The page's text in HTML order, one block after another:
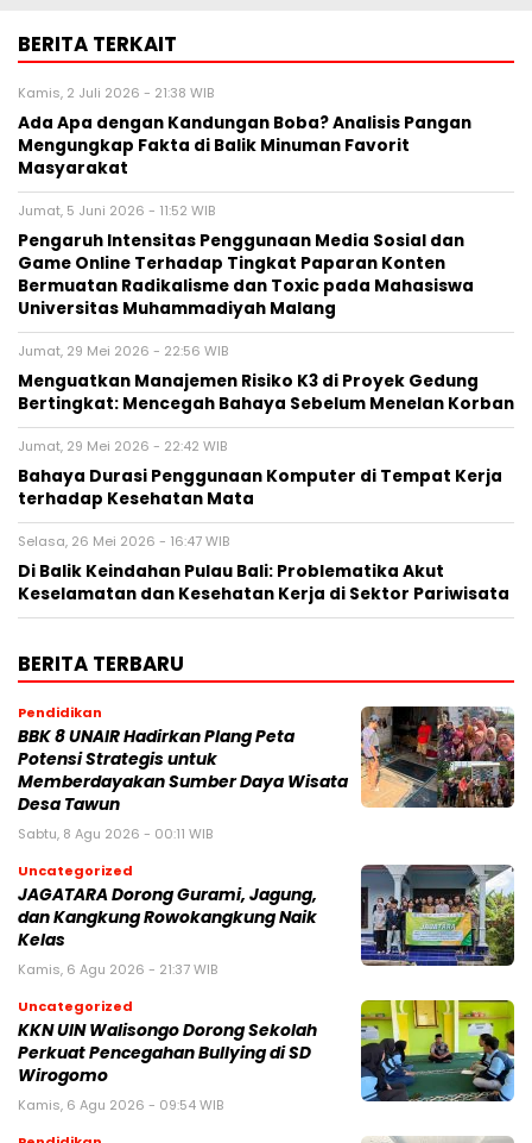
BERITA TERKAIT
Kamis, 2 Juli 2026 - 21:38 WIB
Ada Apa dengan Kandungan Boba? Analisis Pangan
Mengungkap Fakta di Balik Minuman Favorit
Masyarakat
Jumat, 5 Juni 2026 - 11:52 WIB
Pengaruh Intensitas Penggunaan Media Sosial dan
Game Online Terhadap Tingkat Paparan Konten
Bermuatan Radikalisme dan Toxic pada Mahasiswa
Universitas Muhammadiyah Malang
Jumat, 29 Mei 2026 - 22:56 WIB
Menguatkan Manajemen Risiko K3 di Proyek Gedung
Bertingkat: Mencegah Bahaya Sebelum Menelan Korban
Jumat, 29 Mei 2026 - 22:42 WIB
Bahaya Durasi Penggunaan Komputer di Tempat Kerja
terhadap Kesehatan Mata
Selasa, 26 Mei 2026 - 16:47 WIB
Di Balik Keindahan Pulau Bali: Problematika Akut
Keselamatan dan Kesehatan Kerja di Sektor Pariwisata
BERITA TERBARU
Pendidikan
BBK 8 UNAIR Hadirkan Plang Peta
Potensi Strategis untuk
Memberdayakan Sumber Daya Wisata
Desa Tawun
Sabtu, 8 Agu 2026 - 00:11 WIB
Uncategorized
JAGATARA Dorong Gurami, Jagung,
dan Kangkung Rowokangkung Naik
Kelas
Kamis, 6 Agu 2026 - 21:37 WIB
Uncategorized
KKN UIN Walisongo Dorong Sekolah
Perkuat Pencegahan Bullying di SD
Wirogomo
Kamis, 6 Agu 2026 - 09:54 WIB